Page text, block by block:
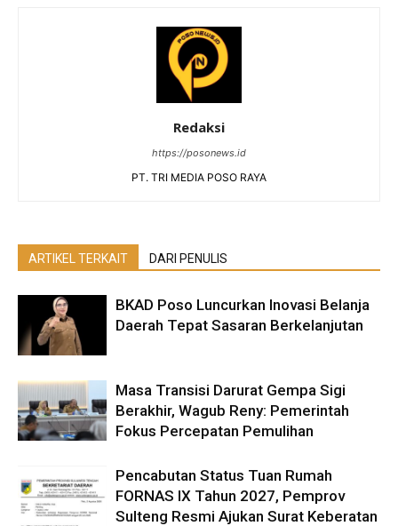
Redaksi
https://posonews.id
PT. TRI MEDIA POSO RAYA
ARTIKEL TERKAIT DARI PENULIS
BKAD Poso Luncurkan Inovasi Belanja
Daerah Tepat Sasaran Berkelanjutan
Masa Transisi Darurat Gempa Sigi
Berakhir, Wagub Reny: Pemerintah
Fokus Percepatan Pemulihan
Pencabutan Status Tuan Rumah
FORNAS IX Tahun 2027, Pemprov
Sulteng Resmi Ajukan Surat Keberatan